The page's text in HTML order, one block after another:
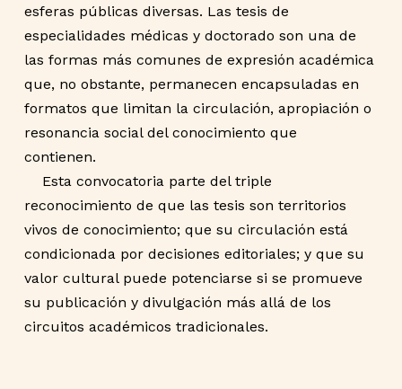
esferas públicas diversas. Las tesis de
especialidades médicas y doctorado son una de
las formas más comunes de expresión académica
que, no obstante, permanecen encapsuladas en
formatos que limitan la circulación, apropiación o
resonancia social del conocimiento que
contienen.
Esta convocatoria parte del triple
reconocimiento de que las tesis son territorios
vivos de conocimiento; que su circulación está
condicionada por decisiones editoriales; y que su
valor cultural puede potenciarse si se promueve
su publicación y divulgación más allá de los
circuitos académicos tradicionales.